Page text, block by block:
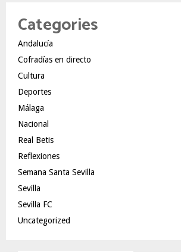
Categories
Andalucía
Cofradías en directo
Cultura
Deportes
Málaga
Nacional
Real Betis
Reflexiones
Semana Santa Sevilla
Sevilla
Sevilla FC
Uncategorized